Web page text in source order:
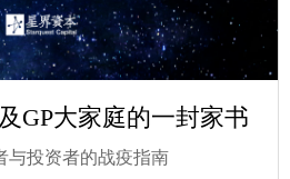
GP大家庭的一封家书
与投资者的战疫指南